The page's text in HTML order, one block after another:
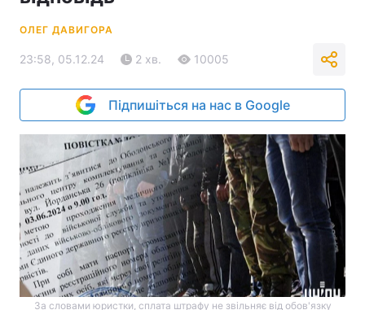
ОЛЕГ ДАВИГОРА
23:58, 05.12.24 2 хв. 10005
Підпишіться на нас в Google
За словами юристки, сплата штрафу не звільняє від обов'язку